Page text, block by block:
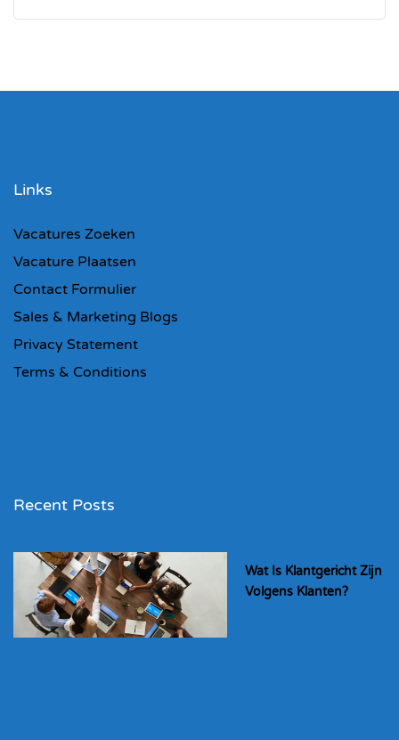
Links
Vacatures Zoeken
Vacature Plaatsen
Contact Formulier
Sales & Marketing Blogs
Privacy Statement
Terms & Conditions
Recent Posts
Wat Is Klantgericht Zijn
Volgens Klanten?